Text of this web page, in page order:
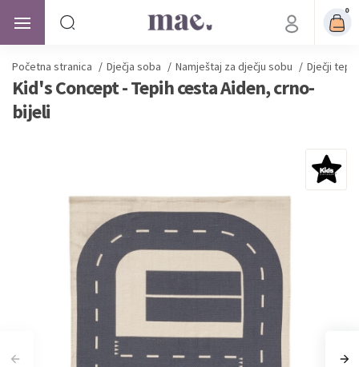
0
Početna stranica / Dječja soba / Namještaj za dječju sobu / Dječji
Kid's Concept - Tepih cesta Aiden, crno-
bijeli